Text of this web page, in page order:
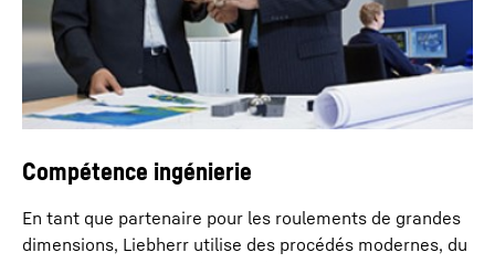
Compétence ingénierie
En tant que partenaire pour les roulements de grandes
dimensions, Liebherr utilise des procédés modernes, du